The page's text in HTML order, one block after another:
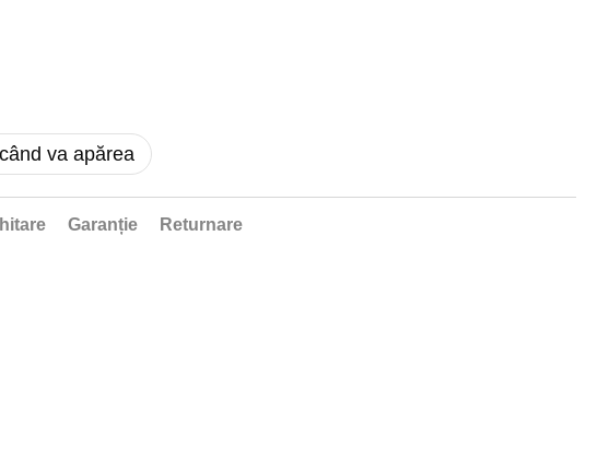
va apărea
Garanție Returnare